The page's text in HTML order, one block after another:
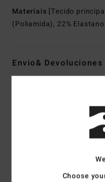
Materiais [Tecido
(Poliamida), 22% Elastano
Envio& Devoluciones
Avaliações dos
Choose